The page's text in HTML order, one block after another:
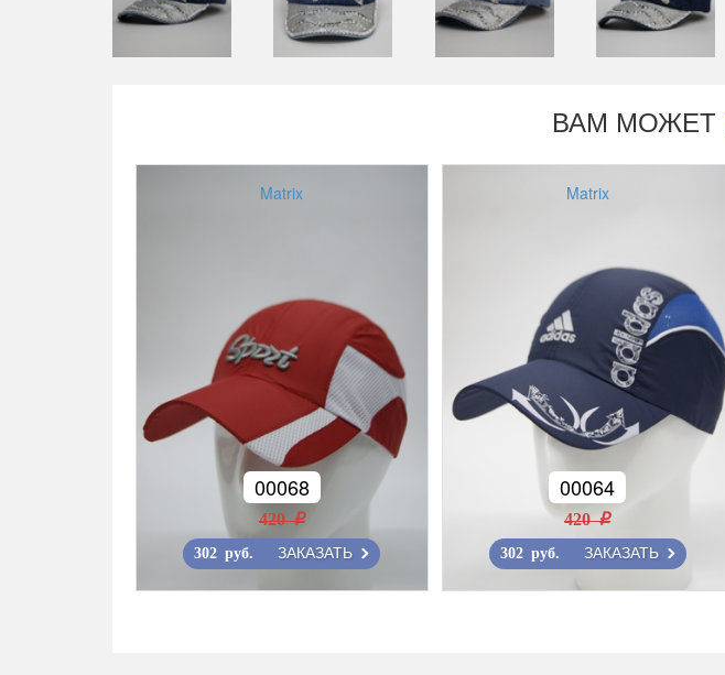
ВАМ МОЖЕТ
Matrix
00068
420 r
302 руб. ЗАКАЗАТЬ
Matrix
00064
420 r
302 руб. ЗАКАЗАТЬ